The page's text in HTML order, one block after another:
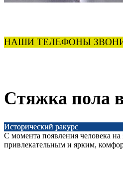
НАШИ ТЕЛЕФОНЫ
Стяжка пола
Исторический ракурс
С момента появления человека
привлекательным и ярким,